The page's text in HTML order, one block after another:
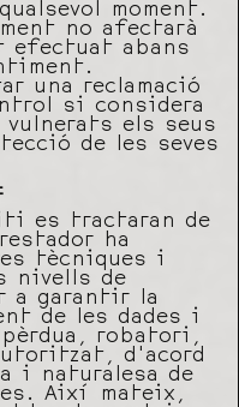
moment.
no afectarà
efectuat abans
una reclamació
si considera
els seus
de les seves
es tractaran de
ha
tècniques i
nivells de
a garantir la
de les dades i
robatori,
d’acord
i naturalesa de
Així mateix,